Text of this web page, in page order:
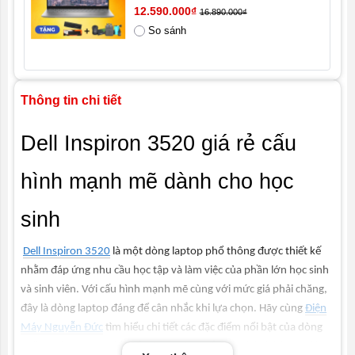
Hệ điều hành Windows 11 bản quyền
12.590.000₫ 16.890.000₫
So sánh
Thông tin chi tiết
Dell Inspiron 3520 giá rẻ cấu
hình mạnh mẽ dành cho học
sinh
Dell Inspiron 3520 là một dòng laptop phổ thông được thiết kế
nhằm đáp ứng nhu cầu học tập và làm việc của phần lớn học sinh
và sinh viên. Với cấu hình mạnh mẽ cùng với mức giá phải chăng,
đây là dòng laptop đáng để cân nhắc khi lựa chọn. Hãy cùng Điện
Máy Nguyễn Đức tìm hiểu chi tiết các đặc điểm nổi bật của dòng
Dell Inspiron 3520 để thấy vì sao sản phẩm này lại phù hợp với